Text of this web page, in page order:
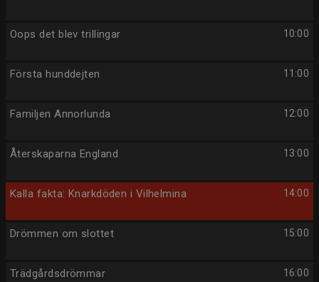
10:00
Oops det blev trillingar
11:00
Första hunddejten
12:00
Familjen Annorlunda
13:00
Återskaparna England
14:00
Kalla fakta: Knarkdöden i Vilhelmina
15:00
Drömmen om slottet
16:00
Trädgårdsdrömmar